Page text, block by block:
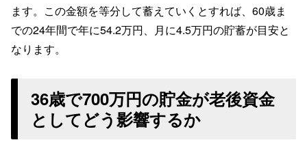
ます。この金額を等分して蓄えていくとすれば、60歳ま
での24年間で年に54.2万円、月に4.5万円の貯蓄が目安と
なります。
36歳で700万円の貯金が老後資金
としてどう影響するか